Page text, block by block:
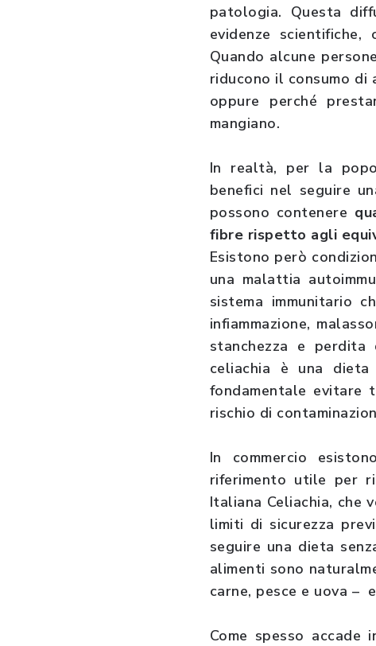
patologia. Questa
evidenze
Quando alcune
riducono il consumo
oppure perché
mangiano.
In realtà, per la
benefici nel seguire
possono contenere
fibre rispetto agli
Esistono però
una malattia
sistema immunitario
infiammazione,
stanchezza e
celiachia è una
fondamentale evitare
rischio di
In commercio
riferimento utile per
Italiana Celiachia, che
limiti di sicurezza
seguire una dieta
alimenti sono
carne, pesce e uova –
Come spesso